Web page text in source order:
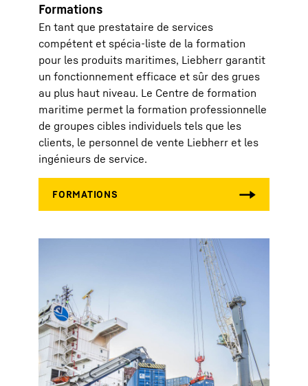
Formations
En tant que prestataire de services
compétent et spécia-liste de la formation
pour les produits maritimes, Liebherr garantit
un fonctionnement efficace et sûr des grues
au plus haut niveau. Le Centre de formation
maritime permet la formation professionnelle
de groupes cibles individuels tels que les
clients, le personnel de vente Liebherr et les
ingénieurs de service.